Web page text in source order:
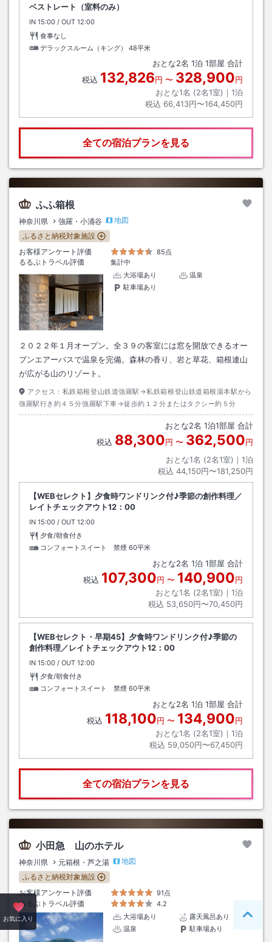
ベストレート（室料のみ）
IN チェックイン
15:00 / OUT チェックアウト
12:00
食事なし
デラックスルーム（キング）
48平米
おとな2名 1泊 1部屋 合計
税込 132,826円 〜 328,900円
おとな1名 (2名1室)｜ 1泊
税込 66,413円〜164,450円
全ての宿泊プランを見る
ふふ箱根
神奈川県 強羅・小涌谷
地図
ふるさと納税対象施設
お客様アンケート評価
85点
るるぶトラベル評価
集計中
大浴場あり
温泉
駐車場あり
２０２２年１月オープン。全３９の客室には窓を開放できるオー
プンエアーバスで温泉を完備。森林の香り、岩と草花、箱根連山
が広がる山のリゾート。
アクセス： 私鉄箱根登山鉄道強羅駅→私鉄箱根登山鉄道箱根湯本駅から
強羅駅行き約４５分強羅駅下車→徒歩約１２分またはタクシー約５分
おとな2名 1泊1部屋 合計
税込 88,300円 〜 362,500円
おとな1名 (2名1室)｜ 1泊
税込 44,150円〜181,250円
【WEBセレクト】夕食時ワンドリンク付♪季節の創作料理／
レイトチェックアウト12：00
IN チェックイン
15:00 / OUT チェックアウト
12:00
夕食/朝食付き
コンフォートスイート 禁煙 60平米
おとな2名 1泊 1部屋 合計
税込 107,300円 〜 140,900円
おとな1名 (2名1室)｜ 1泊
税込 53,650円〜70,450円
【WEBセレクト・早期45】夕食時ワンドリンク付♪季節の
創作料理／レイトチェックアウト12：00
IN チェックイン
15:00 / OUT チェックアウト
12:00
夕食/朝食付き
コンフォートスイート 禁煙 60平米
おとな2名 1泊 1部屋 合計
税込 118,100円 〜 134,900円
おとな1名 (2名1室)｜ 1泊
税込 59,050円〜67,450円
全ての宿泊プランを見る
小田急 山のホテル
神奈川県 元箱根・芦之湯
地図
ふるさと納税対象施設
お客様アンケート評価
91点
るるぶトラベル評価
4.2
大浴場あり
露天風呂あり
温泉
駐車場あり
お気に入り ペー